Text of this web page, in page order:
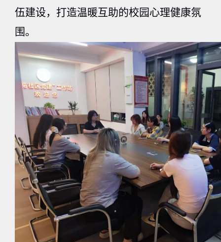
伍建设，打造温暖互助的校园心理健康氛
围。